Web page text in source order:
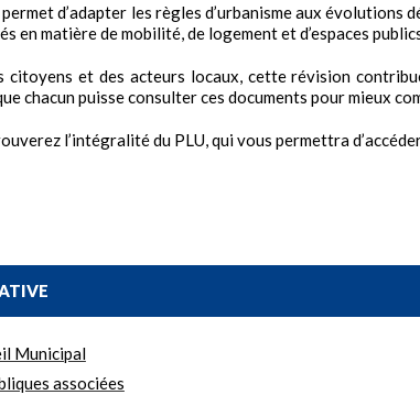
d’adapter les règles d’urbanisme aux évolutions
en matière de mobilité, de logement et d’espaces
et des acteurs locaux, cette révision
chacun puisse consulter ces documents pour mieux
l’intégralité du PLU, qui vous permettra
Municipal
associées